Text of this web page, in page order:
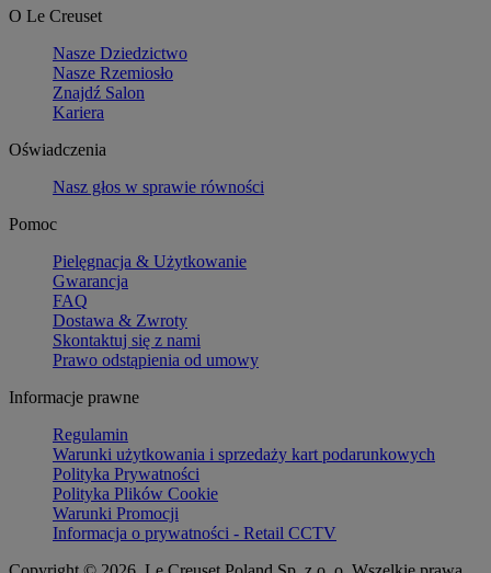
O Le Creuset
Nasze Dziedzictwo
Nasze Rzemiosło
Znajdź Salon
Kariera
Oświadczenia
Nasz głos w sprawie równości
Pomoc
Pielęgnacja & Użytkowanie
Gwarancja
FAQ
Dostawa & Zwroty
Skontaktuj się z nami
Prawo odstąpienia od umowy
Informacje prawne
Regulamin
Warunki użytkowania i sprzedaży kart podarunkowych
Polityka Prywatności
Polityka Plików Cookie
Warunki Promocji
Informacja o prywatności - Retail CCTV